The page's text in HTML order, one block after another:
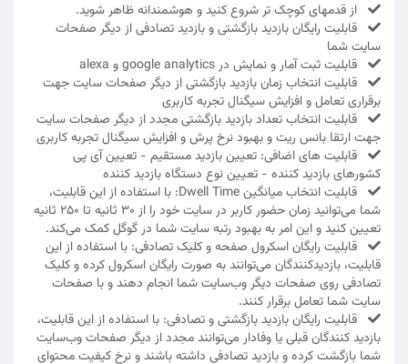
از قدمهای کوچک تر شروع کنید و هوشمندانه ظاهر شوید.
قابلیت رایگان بازدید بازگشتی و بازدید تصادفی از دیگر صفحات
سایت شما
قابلیت ثبت آمار و نمایش در google analytics و alexa
قابلیت انتخاب زمان بازدید بازگشتی از دیگر صفحات سایت جهت
برقراری تعامل و افزایش سیگنال تجربه کاربری
قابلیت انتخاب تعداد بازدید بازگشتی مجدد از دیگر صفحات سایت
جهت ارتقا بانس ریت و بهبود نرخ پرش و افزایش سیگنال تجربه کاربری
قابلیت های اضافی: تعیین بازدید مستقیم - تعیین آی پی
کشورهای بازدید کننده - تعیین نوع دستگاه بازدید کننده
قابلیت انتخاب میانگین Dwell Time: با استفاده از این قابلیت،
شما می‌توانید زمان حضور کاربر در سایت خود را از 30 ثانیه تا 250 ثانیه
تعیین کنید و این امر به بهبود رتبه سایت شما در گوگل کمک می‌کند.
قابلیت رایگان اسکرول صفحه و کلیک تصادفی: با استفاده از این
قابلیت، بازدیدکنندگان می‌توانند به صورت رایگان اسکرول کرده و کلیک
تصادفی روی صفحات دیگر وب‌سایت شما انجام دهند و با صفحات
سایت شما تعامل برقرار کنند.
قابلیت رایگان بازدید بازگشتی و تصادفی: با استفاده از این قابلیت،
بازدید کنندگان قبلی یا وفادار می‌توانند مجدد از دیگر صفحات وب‌سایت
شما بازگشت کرده و بازدید تصادفی داشته باشند و نرخ کیفیت محتوای